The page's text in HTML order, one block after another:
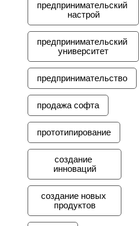
предпринимательский
настрой
предпринимательский
университет
предпринимательство
продажа софта
прототипирование
создание
инноваций
создание новых
продуктов